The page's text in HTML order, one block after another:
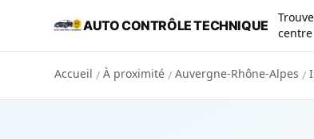
Aller au contenu principal
AUTO CONTRÔLE TECHNIQUE
centre
Accueil / À proximité / Auvergne-Rhône-Alpes /